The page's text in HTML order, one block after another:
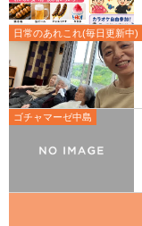
日常のあれこれ(毎日更新中)
ゴチャマーゼ中島